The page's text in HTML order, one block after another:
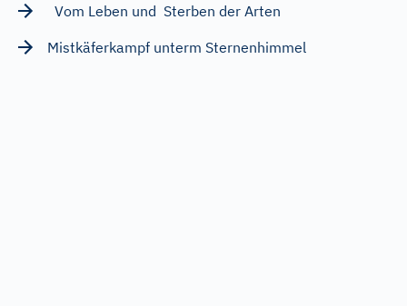
Vom Leben und Sterben der Arten
Mistkäferkampf unterm Sternenhimmel